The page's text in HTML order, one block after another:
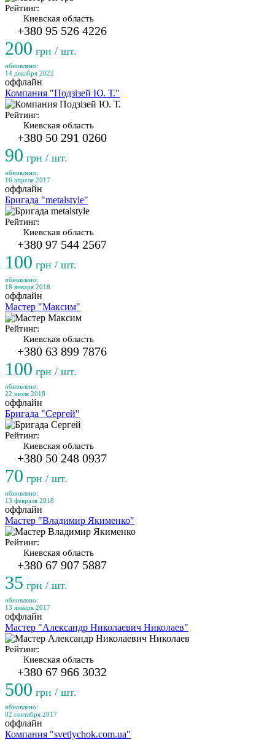
Рейтинг:
Киевская область
+380 95 526 4226
200 грн / шт.
обновлено:
14 декабря 2022
оффлайн
Компания "Подзізей Ю. Т."
Рейтинг:
Киевская область
+380 50 291 0260
90 грн / шт.
обновлено:
16 апреля 2017
оффлайн
Бригада "metalstyle"
Рейтинг:
Киевская область
+380 97 544 2567
100 грн / шт.
обновлено:
18 января 2018
оффлайн
Мастер "Максим"
Рейтинг:
Киевская область
+380 63 899 7876
100 грн / шт.
обновлено:
22 июля 2018
оффлайн
Бригада "Сергей"
Рейтинг:
Киевская область
+380 50 248 0937
70 грн / шт.
обновлено:
13 февраля 2018
оффлайн
Мастер "Владимир Якименко"
Рейтинг:
Киевская область
+380 67 907 5887
35 грн / шт.
обновлено:
13 января 2017
оффлайн
Мастер "Александр Николаевич Николаев"
Рейтинг:
Киевская область
+380 67 966 3032
500 грн / шт.
обновлено:
02 сентября 2017
оффлайн
Компания "svetlychok.com.ua"